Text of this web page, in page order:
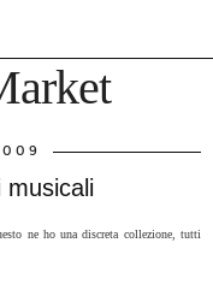
musicali
ne ho una discreta collezione, tutti